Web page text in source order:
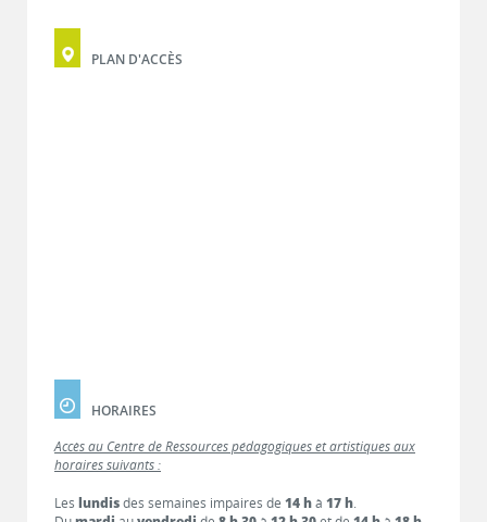
PLAN D'ACCÈS
HORAIRES
Accès au Centre de Ressources pédagogiques et artistiques aux
horaires suivants :
Les lundisdes semaines impaires de 14 hà 17 h.